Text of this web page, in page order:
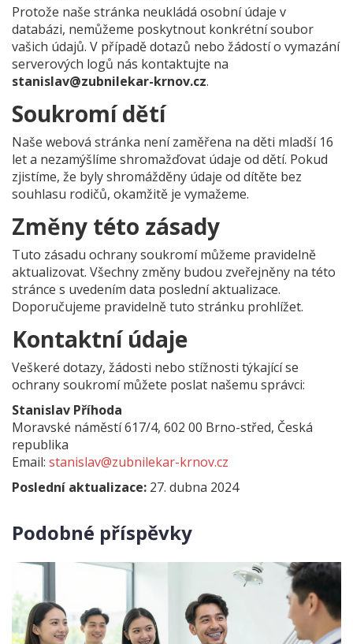
Protože naše stránka neukládá osobní údaje v
databázi, nemůžeme poskytnout konkrétní soubor
vašich údajů. V případě dotazů nebo žádostí o vymazání
serverových logů nás kontaktujte na
stanislav@zubnilekar-krnov.cz.
Soukromí dětí
Naše webová stránka není zaměřena na děti mladší 16
let a nezamýšlíme shromažďovat údaje od dětí. Pokud
zjistíme, že byly shromážděny údaje od dítěte bez
souhlasu rodičů, okamžitě je vymažeme.
Změny této zásady
Tuto zásadu ochrany soukromí můžeme pravidelně
aktualizovat. Všechny změny budou zveřejněny na této
stránce s uvedením data poslední aktualizace.
Doporučujeme pravidelně tuto stránku prohlížet.
Kontaktní údaje
Veškeré dotazy, žádosti nebo stížnosti týkající se
ochrany soukromí můžete poslat našemu správci:
Stanislav Příhoda
Moravské náměstí 617/4, 602 00 Brno-střed, Česká
republika
Email: stanislav@zubnilekar-krnov.cz
Poslední aktualizace: 27. dubna 2024
Podobné příspěvky